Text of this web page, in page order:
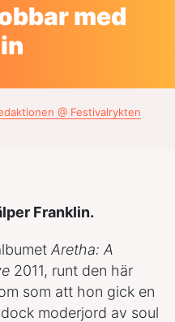
med
@ Festivalrykten
Franklin.
Aretha: A
2011, runt den här
som att hon gick en
moderjord av soul